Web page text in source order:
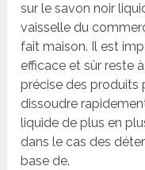
sur le savon noir
vaisselle du
fait maison. Il est
efficace et sûr reste
précise des produits
dissoudre
liquide de plus en
dans le cas des
base de.